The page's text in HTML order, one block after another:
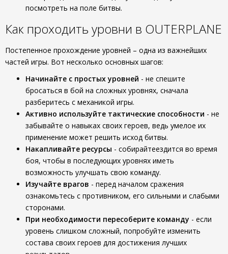
посмотреть на поле битвы.
Как проходить уровни в OUTERPLANE
Постепенное прохождение уровней – одна из важнейших
частей игры. Вот несколько основных шагов:
Начинайте с простых уровней - не спешите
бросаться в бой на сложных уровнях, сначала
разберитесь с механикой игры.
Активно используйте тактические способности - не
забывайте о навыках своих героев, ведь умелое их
применение может решить исход битвы.
Накапливайте ресурсы - собирайтеездится во время
боя, чтобы в последующих уровнях иметь
возможность улучшать свою команду.
Изучайте врагов - перед началом сражения
ознакомьтесь с противником, его сильными и слабыми
сторонами.
При необходимости пересоберите команду - если
уровень слишком сложный, попробуйте изменить
состава своих героев для достижения лучших